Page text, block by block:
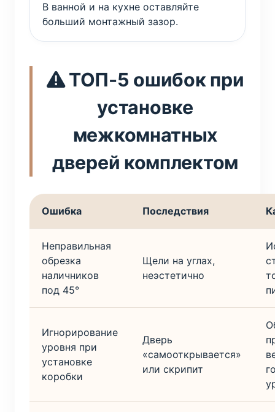
В ванной и на кухне оставляйте
больший монтажный зазор.
ТОП-5 ошибок при
установке
межкомнатных
дверей комплектом
Ошибка Последствия
Неправильная
обрезка
наличников
под 45°
Щели на углах,
неэстетично
Игнорирование
уровня при
установке
коробки
Дверь
«самооткрывается»
или скрипит